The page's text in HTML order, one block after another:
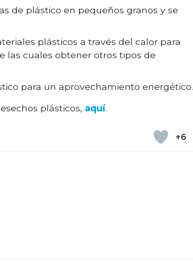
de plástico en pequeños granos y se
plásticos a través del calor para
las cuales obtener otros tipos de
para un aprovechamiento energético.
plásticos, aquí.
+6